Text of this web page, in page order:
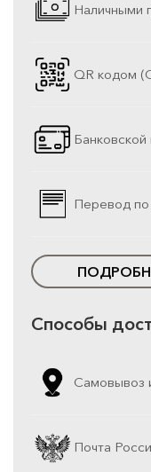
Наличными
QR кодом
Банковской
Перевод по
Способы
Самовывоз
Почта